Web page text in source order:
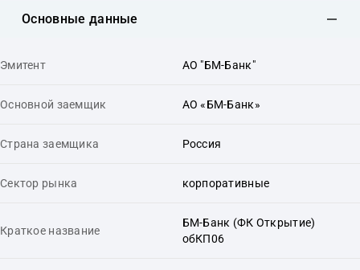
Основные данные
Эмитент АО "БМ-Банк"
Основной заемщик АО «БМ-Банк»
Страна заемщика Россия
Сектор рынка корпоративные
Краткое название
БМ-Банк (ФК Открытие)
обКП06